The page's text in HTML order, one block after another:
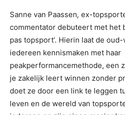
Sanne van Paassen, ex-
commentator debuteert met het
pas topsport’. Hierin laat de
iedereen kennismaken met haar
peakperformancemethode, een
je zakelijk leert winnen zonder
doet ze door een link te leggen
leven en de wereld van